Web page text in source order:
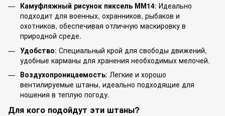
Камуфляжный рисунок пиксель ММ14: Идеально
подходит для военных, охранников, рыбаков и
охотников, обеспечивая отличную маскировку в
природной среде.
Удобство: Специальный крой для свободы движений,
удобные карманы для хранения необходимых мелочей.
Воздухопроницаемость: Легкие и хорошо
вентилируемые штаны, идеально подходящие для
ношения в теплую погоду.
Для кого подойдут эти штаны?